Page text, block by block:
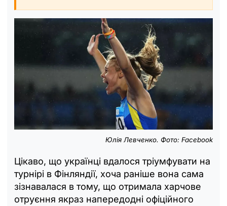
Юлія Левченко. Фото: Facebook
Цікаво, що українці вдалося тріумфувати на
турнірі в Фінляндії, хоча раніше вона сама
зізнавалася в тому, що отримала харчове
отруєння якраз напередодні офіційного